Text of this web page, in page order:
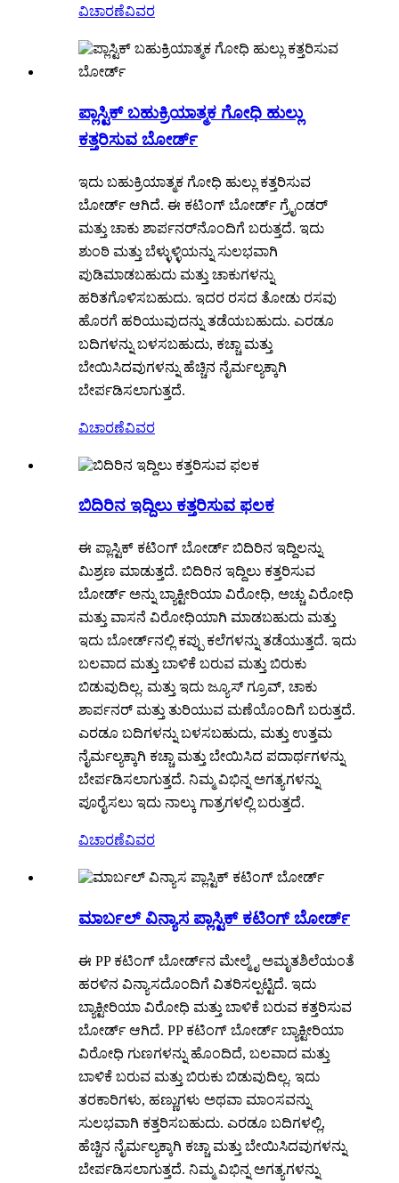
ವಿಚಾರಣೆವಿವರ
ಪ್ಲಾಸ್ಟಿಕ್ ಬಹುಕ್ರಿಯಾತ್ಮಕ ಗೋಧಿ ಹುಲ್ಲು
ಕತ್ತರಿಸುವ ಬೋರ್ಡ್
ಇದು ಬಹುಕ್ರಿಯಾತ್ಮಕ ಗೋಧಿ ಹುಲ್ಲು ಕತ್ತರಿಸುವ
ಬೋರ್ಡ್ ಆಗಿದೆ. ಈ ಕಟಿಂಗ್ ಬೋರ್ಡ್ ಗ್ರೈಂಡರ್
ಮತ್ತು ಚಾಕು ಶಾರ್ಪನರ್‌ನೊಂದಿಗೆ ಬರುತ್ತದೆ. ಇದು
ಶುಂಠಿ ಮತ್ತು ಬೆಳ್ಳುಳ್ಳಿಯನ್ನು ಸುಲಭವಾಗಿ
ಪುಡಿಮಾಡಬಹುದು ಮತ್ತು ಚಾಕುಗಳನ್ನು
ಹರಿತಗೊಳಿಸಬಹುದು. ಇದರ ರಸದ ತೋಡು ರಸವು
ಹೊರಗೆ ಹರಿಯುವುದನ್ನು ತಡೆಯಬಹುದು. ಎರಡೂ
ಬದಿಗಳನ್ನು ಬಳಸಬಹುದು, ಕಚ್ಚಾ ಮತ್ತು
ಬೇಯಿಸಿದವುಗಳನ್ನು ಹೆಚ್ಚಿನ ನೈರ್ಮಲ್ಯಕ್ಕಾಗಿ
ಬೇರ್ಪಡಿಸಲಾಗುತ್ತದೆ.
ವಿಚಾರಣೆವಿವರ
ಬಿದಿರಿನ ಇದ್ದಿಲು ಕತ್ತರಿಸುವ ಫಲಕ
ಈ ಪ್ಲಾಸ್ಟಿಕ್ ಕಟಿಂಗ್ ಬೋರ್ಡ್ ಬಿದಿರಿನ ಇದ್ದಿಲನ್ನು
ಮಿಶ್ರಣ ಮಾಡುತ್ತದೆ. ಬಿದಿರಿನ ಇದ್ದಿಲು ಕತ್ತರಿಸುವ
ಬೋರ್ಡ್ ಅನ್ನು ಬ್ಯಾಕ್ಟೀರಿಯಾ ವಿರೋಧಿ, ಅಚ್ಚು ವಿರೋಧಿ
ಮತ್ತು ವಾಸನೆ ವಿರೋಧಿಯಾಗಿ ಮಾಡಬಹುದು ಮತ್ತು
ಇದು ಬೋರ್ಡ್‌ನಲ್ಲಿ ಕಪ್ಪು ಕಲೆಗಳನ್ನು ತಡೆಯುತ್ತದೆ. ಇದು
ಬಲವಾದ ಮತ್ತು ಬಾಳಿಕೆ ಬರುವ ಮತ್ತು ಬಿರುಕು
ಬಿಡುವುದಿಲ್ಲ. ಮತ್ತು ಇದು ಜ್ಯೂಸ್ ಗ್ರೂವ್, ​​ಚಾಕು
ಶಾರ್ಪನರ್ ಮತ್ತು ತುರಿಯುವ ಮಣೆಯೊಂದಿಗೆ ಬರುತ್ತದೆ.
ಎರಡೂ ಬದಿಗಳನ್ನು ಬಳಸಬಹುದು, ಮತ್ತು ಉತ್ತಮ
ನೈರ್ಮಲ್ಯಕ್ಕಾಗಿ ಕಚ್ಚಾ ಮತ್ತು ಬೇಯಿಸಿದ ಪದಾರ್ಥಗಳನ್ನು
ಬೇರ್ಪಡಿಸಲಾಗುತ್ತದೆ. ನಿಮ್ಮ ವಿಭಿನ್ನ ಅಗತ್ಯಗಳನ್ನು
ಪೂರೈಸಲು ಇದು ನಾಲ್ಕು ಗಾತ್ರಗಳಲ್ಲಿ ಬರುತ್ತದೆ.
ವಿಚಾರಣೆವಿವರ
ಮಾರ್ಬಲ್ ವಿನ್ಯಾಸ ಪ್ಲಾಸ್ಟಿಕ್ ಕಟಿಂಗ್ ಬೋರ್ಡ್
ಈ PP ಕಟಿಂಗ್ ಬೋರ್ಡ್‌ನ ಮೇಲ್ಮೈ ಅಮೃತಶಿಲೆಯಂತೆ
ಹರಳಿನ ವಿನ್ಯಾಸದೊಂದಿಗೆ ವಿತರಿಸಲ್ಪಟ್ಟಿದೆ. ಇದು
ಬ್ಯಾಕ್ಟೀರಿಯಾ ವಿರೋಧಿ ಮತ್ತು ಬಾಳಿಕೆ ಬರುವ ಕತ್ತರಿಸುವ
ಬೋರ್ಡ್ ಆಗಿದೆ. PP ಕಟಿಂಗ್ ಬೋರ್ಡ್ ಬ್ಯಾಕ್ಟೀರಿಯಾ
ವಿರೋಧಿ ಗುಣಗಳನ್ನು ಹೊಂದಿದೆ, ಬಲವಾದ ಮತ್ತು
ಬಾಳಿಕೆ ಬರುವ ಮತ್ತು ಬಿರುಕು ಬಿಡುವುದಿಲ್ಲ. ಇದು
ತರಕಾರಿಗಳು, ಹಣ್ಣುಗಳು ಅಥವಾ ಮಾಂಸವನ್ನು
ಸುಲಭವಾಗಿ ಕತ್ತರಿಸಬಹುದು. ಎರಡೂ ಬದಿಗಳಲ್ಲಿ,
ಹೆಚ್ಚಿನ ನೈರ್ಮಲ್ಯಕ್ಕಾಗಿ ಕಚ್ಚಾ ಮತ್ತು ಬೇಯಿಸಿದವುಗಳನ್ನು
ಬೇರ್ಪಡಿಸಲಾಗುತ್ತದೆ. ನಿಮ್ಮ ವಿಭಿನ್ನ ಅಗತ್ಯಗಳನ್ನು